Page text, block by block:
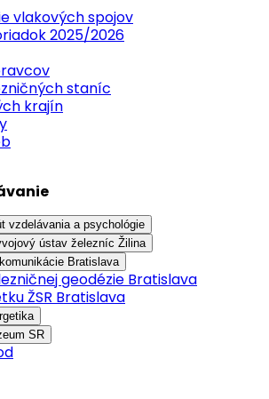
vlakových spojov
2025/2026
staníc
krajín
vzdelávania a psychológie
ústav železníc Žilina
Bratislava
geodézie Bratislava
ŽSR Bratislava
SR